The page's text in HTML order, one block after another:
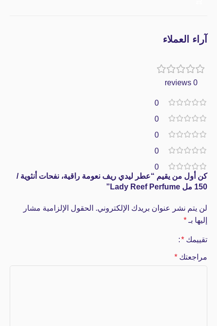
آراء العملاء
0 reviews
0
0
0
0
0
كن أول من يقيم “عطر ليدي ريف نعومة راقية، نفحات أنثوية /
150 مل Lady Reef Perfume”
لن يتم نشر عنوان بريدك الإلكتروني. الحقول الإلزامية مشار
إليها بـ *
تقييمك *
مراجعتك *